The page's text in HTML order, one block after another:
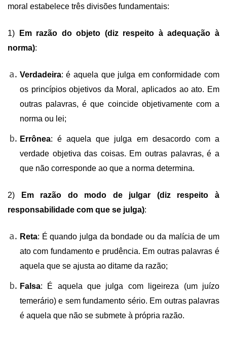
moral estabelece três divisões fundamentais:
1)
Em razão do objeto (diz respeito à adequação à
norma):
Verdadeira: é aquela que julga em conformidade com
os princípios objetivos da Moral, aplicados ao ato. Em
outras palavras, é que coincide objetivamente com a
norma ou lei;
Errônea: é aquela que julga em desacordo com a
verdade objetiva das coisas. Em outras palavras, é a
que não corresponde ao que a norma determina.
2)
Em razão do modo de julgar (diz respeito à
responsabilidade com que se julga):
Reta: É quando julga da bondade ou da malícia de um
ato com fundamento e prudência. Em outras palavras é
aquela que se ajusta ao ditame da razão;
Falsa: É aquela que julga com ligeireza (um juízo
temerário) e sem fundamento sério. Em outras palavras
é aquela que não se submete à própria razão.